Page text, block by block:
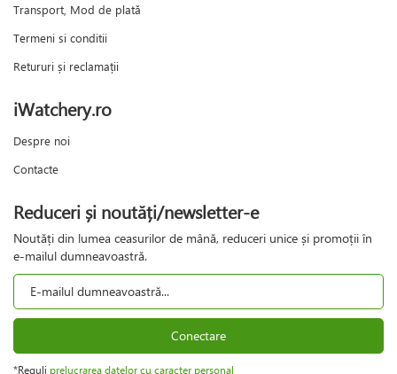
Transport, Mod de plată
Termeni si conditii
Retururi și reclamații
iWatchery.ro
Despre noi
Contacte
Reduceri și noutăți/newsletter-e
Noutăți din lumea ceasurilor de mână, reduceri unice și promoții în
e-mailul dumneavoastră.
Conectare
*Reguli prelucrarea datelor cu caracter personal